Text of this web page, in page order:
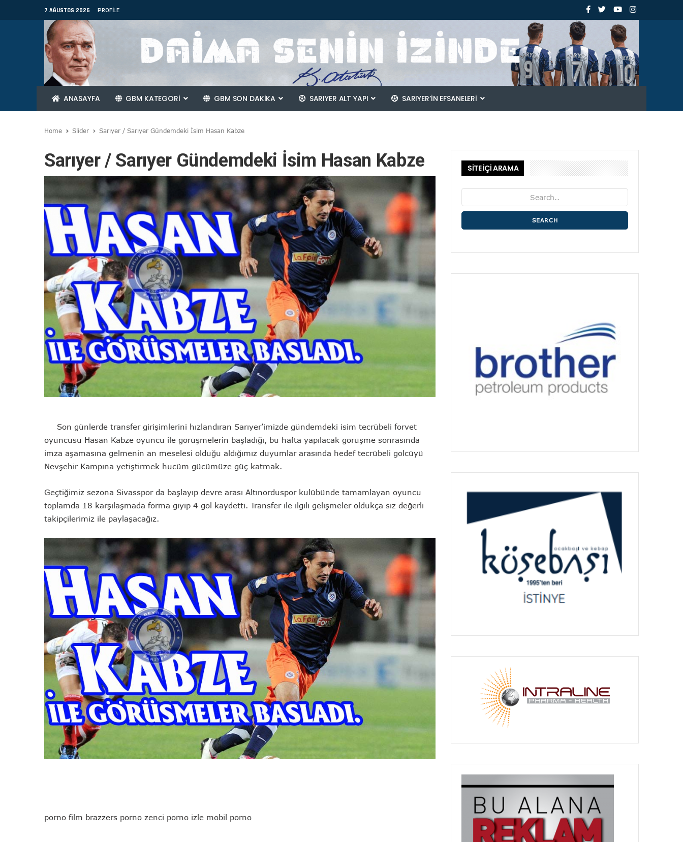
7 AĞUSTOS 2026 PROFILE
ANASAYFA GBM KATEGORİ GBM SON DAKİKA SARIYER ALT YAPI SARIYER’IN EFSANELERI
Home Slider Sarıyer / Sarıyer Gündemdeki İsim Hasan Kabze
Sarıyer / Sarıyer Gündemdeki İsim Hasan Kabze
Son günlerde transfer girişimlerini hızlandıran Sarıyer’imizde gündemdeki isim tecrübeli forvet
oyuncusu Hasan Kabze oyuncu ile görüşmelerin başladığı, bu hafta yapılacak görüşme sonrasında
imza aşamasına gelmenin an meselesi olduğu aldığımız duyumlar arasında hedef tecrübeli golcüyü
Nevşehir Kampına yetiştirmek hucüm gücümüze güç katmak.
Geçtiğimiz sezona Sivasspor da başlayıp devre arası Altınorduspor kulübünde tamamlayan oyuncu
toplamda 18 karşılaşmada forma giyip 4 gol kaydetti. Transfer ile ilgili gelişmeler oldukça siz değerli
takipçilerimiz ile paylaşacağız.
porno film brazzers porno zenci porno izle mobil porno
SİTE İÇİ ARAMA
SEARCH